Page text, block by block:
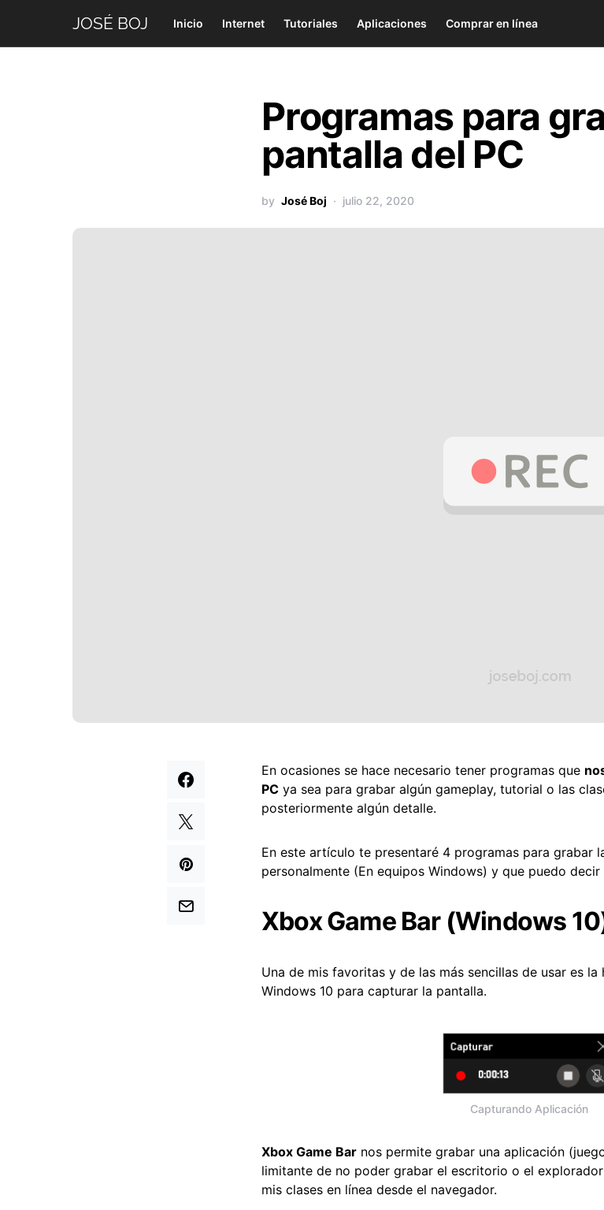
JOSÉ BOJ Inicio Internet Tutoriales Aplicaciones Comprar en línea
Programas para
pantalla del PC
by José Boj julio 22, 2020
En ocasiones se hace necesario tener programas que
PC ya sea para grabar algún gameplay, tutorial o las
posteriormente algún detalle.
En este artículo te presentaré 4 programas para grabar
personalmente (En equipos Windows) y que puedo
Xbox Game Bar (Windows
Una de mis favoritas y de las más sencillas de usar es
Windows 10 para capturar la pantalla.
Capturando Aplicación
Xbox Game Bar nos permite grabar una aplicación
limitante de no poder grabar el escritorio o el
mis clases en línea desde el navegador.